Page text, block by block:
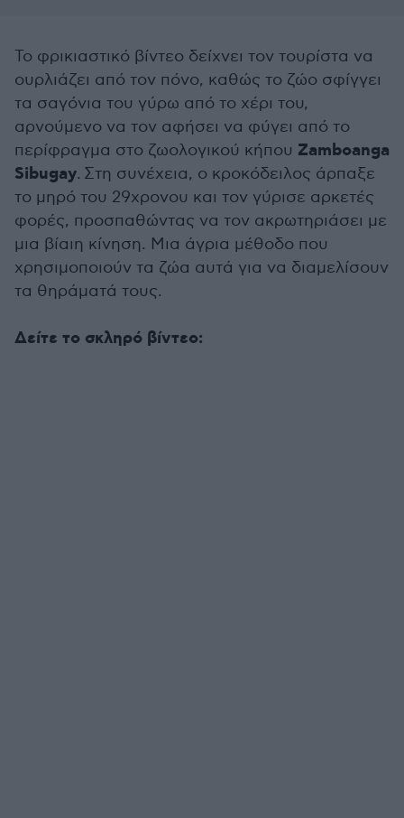
Το φρικιαστικό βίντεο δείχνει τον τουρίστα να
ουρλιάζει από τον πόνο, καθώς το ζώο σφίγγει
τα σαγόνια του γύρω από το χέρι του,
αρνούμενο να τον αφήσει να φύγει από το
περίφραγμα στο ζωολογικού κήπου Zamboanga
Sibugay. Στη συνέχεια, ο κροκόδειλος άρπαξε
το μηρό του 29χρονου και τον γύρισε αρκετές
φορές, προσπαθώντας να τον ακρωτηριάσει με
μια βίαιη κίνηση. Μια άγρια μέθοδο που
χρησιμοποιούν τα ζώα αυτά για να διαμελίσουν
τα θηράματά τους.
Δείτε το σκληρό βίντεο: